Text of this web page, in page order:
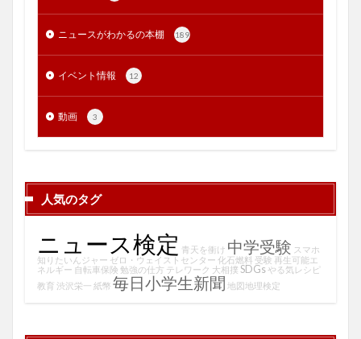
ニュースがわかるの本棚 189
イベント情報 12
動画 3
人気のタグ
ニュース検定 青天を衝け 中学受験 スマホ
知りたいんジャー ゼロ・ウェイストセンター 化石燃料 受験 再生可能エ
ネルギー 自転車保険 勉強の仕方 テレワーク 大相撲 SDGs やる気レシピ
教育 渋沢栄一 紙幣 毎日小学生新聞 地図地理検定